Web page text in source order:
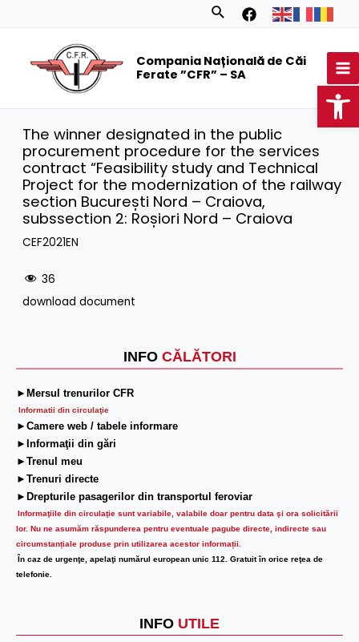
Search
Compania Națională de Căi
Ferate ”CFR” – SA
INFO CĂLĂTORI
►Mersul trenurilor CFR
Informatii din circulaţie
►Camere web / tabele informare
►Informaţii din gări
►Trenul meu
►Trenuri directe
►Drepturile pasagerilor din transportul feroviar
Informaţiile din circulaţie sunt variabile, valabile doar pentru data şi ora solicitării
lor. Nu ne asumăm răspunderea pentru eventuale pagube directe, indirecte sau
circumstanțiale produse prin utilizarea acestor informații.
În caz de urgenţe, apelaţi numărul european unic 112. Gratuit în orice reţea de
telefonie.
INFO UTILE
The winner designated in the public
procurement procedure for the services
contract “Feasibility study and Technical
Project for the modernization of the railway
section București Nord – Craiova,
subssection 2: Roșiori Nord – Craiova
CEF2021EN
36
download document